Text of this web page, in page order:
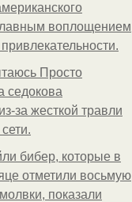
воплощением
Просто
седокова
за жесткой травли
бибер, которые в
отметили восьмую
показали